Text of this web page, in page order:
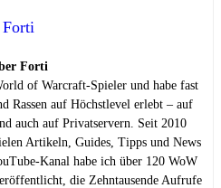
Forti
Forti
of Warcraft-Spieler und habe fast
Rassen auf Höchstlevel erlebt – auf
auch auf Privatservern. Seit 2010
Artikeln, Guides, Tipps und News
Kanal habe ich über 120 WoW
die Zehntausende Aufrufe